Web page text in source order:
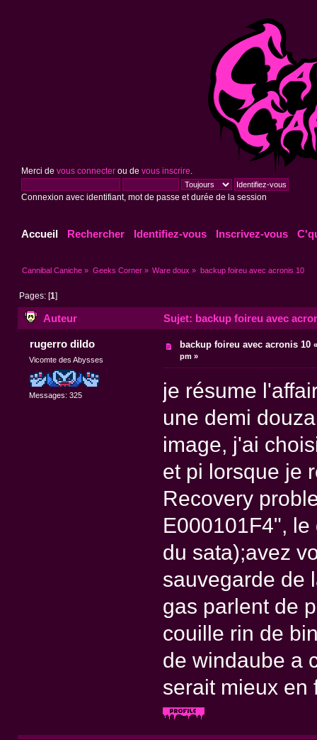
Merci de vous connecterou de vous inscrire
Connexion avec identifiant, mot de passe et durée de la session
Accueil Rechercher Identifiez-vous Inscrivez-vous
Cannibal Caniche » Geeks Corner» Ware doux » backup foireu avec acronis 10
Pages: [1]
Auteur Sujet: backup foireu avec
rugerro dildo
Vicomte des Abysses
Messages: 325
backup foireu avec acronis 10
pm »
je résume
une demi
image, j'ai
et pi lorsque je
Recovery
E000101F4",
du sata);avez
sauvegarde de
gas parlent de
couille rin de
de windaube a
serait mieux en